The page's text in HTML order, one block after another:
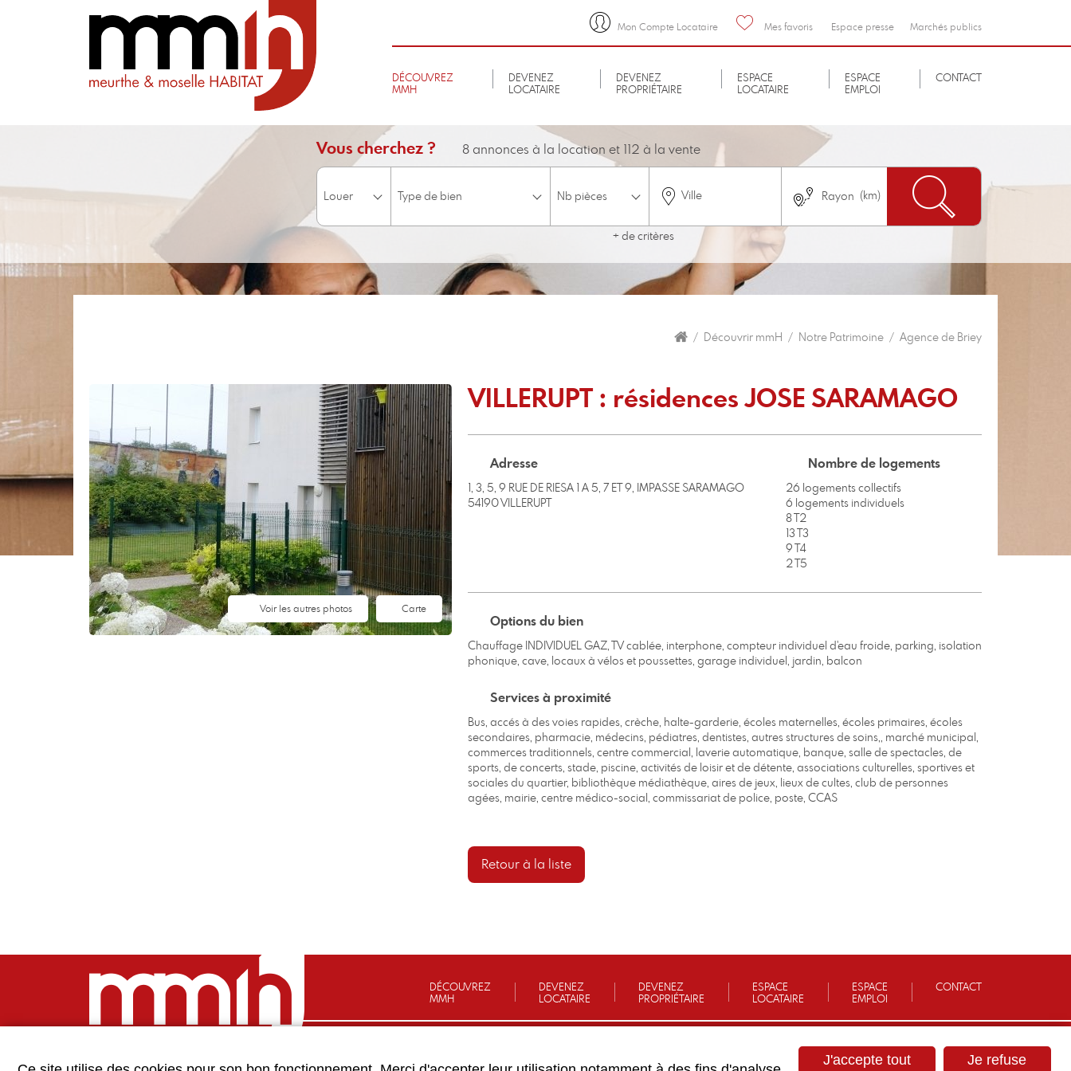
J'accepte tout Je refuse
Mon Compte Locataire Mes favoris Espace presse Marchés publics
DÉCOUVREZ
MMH
DEVENEZ
LOCATAIRE
DEVENEZ
PROPRIÉTAIRE
ESPACE
LOCATAIRE
ESPACE
EMPLOI
CONTACT
Vous cherchez ? 8 annonces à la location et 112 à la vente
Ville
+ de critères
Surface minimum Budget
Découvrir mmH Notre Patrimoine Agence de Briey
VILLERUPT : résidences JOSE SARAMAGO
Adresse
1, 3, 5, 9 RUE DE RIESA 1 A 5, 7 ET 9, IMPASSE SARAMAGO
54190 VILLERUPT
Nombre de logements
26 logements collectifs
6 logements individuels
8 T2
13 T3
9 T4
2 T5
Options du bien
Chauffage INDIVIDUEL GAZ, TV cablée, interphone, compteur individuel d'eau froide, parking, isolation
phonique, cave, locaux à vélos et poussettes, garage individuel, jardin, balcon
Services à proximité
Bus, accés à des voies rapides, crèche, halte-garderie, écoles maternelles, écoles primaires, écoles
secondaires, pharmacie, médecins, pédiatres, dentistes, autres structures de soins,, marché municipal,
commerces traditionnels, centre commercial, laverie automatique, banque, salle de spectacles, de
sports, de concerts, stade, piscine, activités de loisir et de détente, associations culturelles, sportives et
sociales du quartier, bibliothèque médiathèque, aires de jeux, lieux de cultes, club de personnes
agées, mairie, centre médico-social, commissariat de police, poste, CCAS
Retour à la liste
Carte
Voir les autres photos
DÉCOUVREZ
MMH
DEVENEZ
LOCATAIRE
DEVENEZ
PROPRIÉTAIRE
ESPACE
LOCATAIRE
ESPACE
EMPLOI
CONTACT